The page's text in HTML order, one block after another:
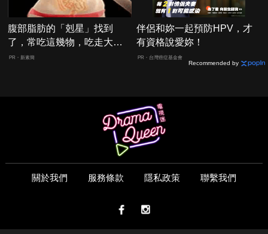
腹部脂肪的「剋星」找到
了，常吃這幾物，吃走大肚
囊，瘦出小蠻腰
PR・新素簡
伴侶和妳一起預防HPV，才
有資格說愛妳！
PR・台灣癌症基金會
Recommended by
關於我們 服務條款 隱私政策 聯繫我們